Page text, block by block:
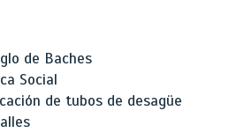
de Baches
Social
de tubos de desagüe